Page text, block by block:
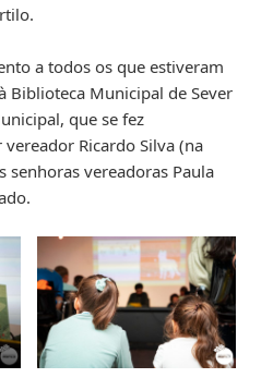
a todos os que estiveram
Biblioteca Municipal de Sever
que se fez
Ricardo Silva (na
senhoras vereadoras Paula